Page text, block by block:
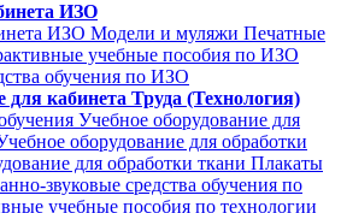
ИЗО
ИЗО Модели и муляжи Печатные
учебные пособия по ИЗО
обучения по ИЗО
для кабинета Труда (Технология)
Учебное оборудование для
оборудование для обработки
для обработки ткани Плакаты
звуковые средства обучения по
учебные пособия по технологии